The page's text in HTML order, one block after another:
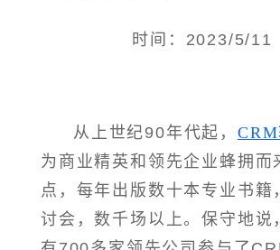
时间：2023/5/11
从上世纪90年代起，
为商业精英和领先企业蜂拥而
点，每年出版数十本专业书籍
讨会，数千场以上。保守地说